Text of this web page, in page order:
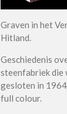
Graven in het
Hitland.
Geschiedenis
steenfabriek die
gesloten in
full colour.